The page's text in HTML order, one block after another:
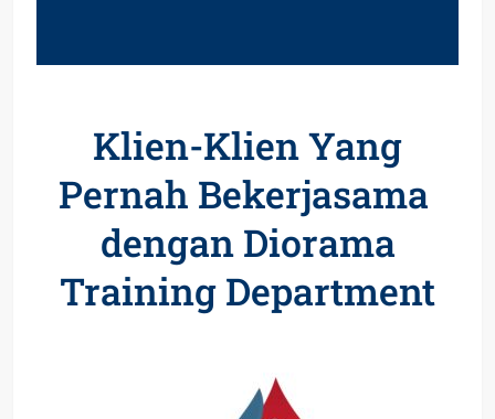
Klien-Klien Yang
Pernah Bekerjasama
dengan Diorama
Training Department